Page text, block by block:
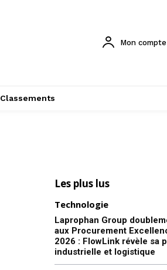
Mon compte
Classements
Les plus lus
Technologie
Laprophan Group
aux Procurement
2026 : FlowLink révèle sa
industrielle et logistique